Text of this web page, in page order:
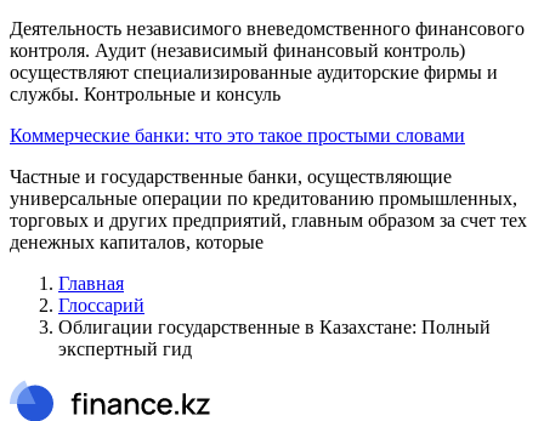
Деятель­ность независимого вневедомственного финансо­вого
контроля. Аудит (независимый финансовый контроль)
осуществляют специализированные ау­диторские фирмы и
службы. Контрольные и кон­суль
Коммерческие банки: что это такое простыми словами
Частные и государ­ственные банки, осуществляющие
универсаль­ные операции по кредитованию промышленных,
торговых и других предприятий, главным обра­зом за счет тех
денежных капиталов, которые
Главная
Глоссарий
Облигации государственные в Казахстане: Полный
экспертный гид